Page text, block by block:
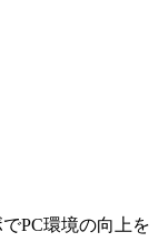
でPC環境の向上を